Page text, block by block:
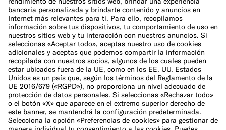
Política de cookies